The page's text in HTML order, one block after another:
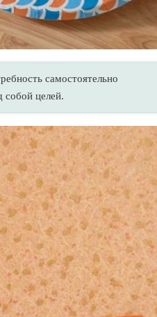
самостоятельно
собой целей.